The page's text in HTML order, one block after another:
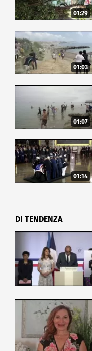
01:29
01:03
01:07
01:14
DI TENDENZA